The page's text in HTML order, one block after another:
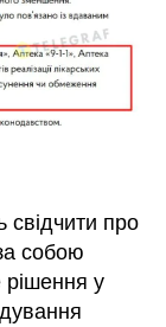
свідчити про
собою
рішення у